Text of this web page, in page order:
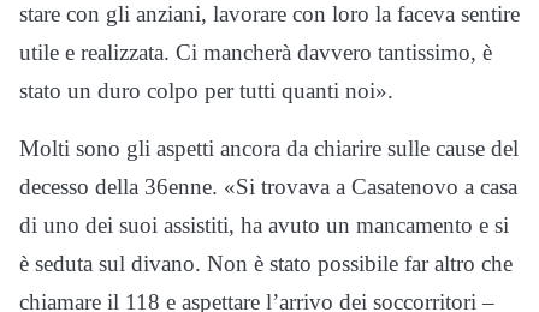
stare con gli anziani, lavorare con loro la faceva sentire
utile e realizzata. Ci mancherà davvero tantissimo, è
stato un duro colpo per tutti quanti noi».
Molti sono gli aspetti ancora da chiarire sulle cause del
decesso della 36enne. «Si trovava a Casatenovo a casa
di uno dei suoi assistiti, ha avuto un mancamento e si
è seduta sul divano. Non è stato possibile far altro che
chiamare il 118 e aspettare l’arrivo dei soccorritori –